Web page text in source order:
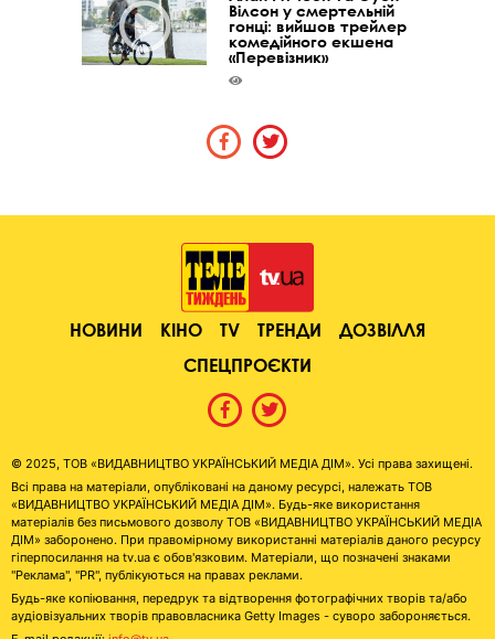
Вілсон у смертельній
гонці: вийшов трейлер
комедійного екшена
«Перевізник»
НОВИНИ КІНО TV ТРЕНДИ
ДОЗВІЛЛЯ
СПЕЦПРОЄКТИ
© 2025, ТОВ «ВИДАВНИЦТВО УКРАЇНСЬКИЙ МЕДІА ДІМ». Усі права захищені.
Всі права на матеріали, опубліковані на даному ресурсі, належать ТОВ
«ВИДАВНИЦТВО УКРАЇНСЬКИЙ МЕДІА ДІМ». Будь-яке використання
матеріалів без письмового дозволу ТОВ «ВИДАВНИЦТВО УКРАЇНСЬКИЙ МЕДІА
ДІМ» заборонено. При правомірному використанні матеріалів даного ресурсу
гіперпосилання на tv.ua є обов'язковим. Матеріали, що позначені знаками
"Реклама", "PR", публікуються на правах реклами.
Будь-яке копіювання, передрук та відтворення фотографічних творів та/або
аудіовізуальних творів правовласника Getty Images - суворо забороняється.